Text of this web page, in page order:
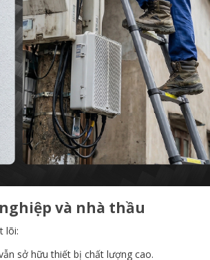
và nhà thầu
lõi:
sở hữu thiết bị chất lượng cao.